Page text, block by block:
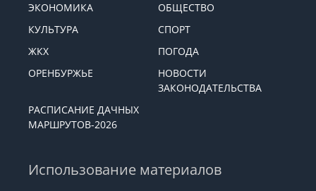
ЭКОНОМИКА
ОБЩЕСТВО
КУЛЬТУРА
СПОРТ
ЖКХ
ПОГОДА
ОРЕНБУРЖЬЕ
НОВОСТИ
ЗАКОНОДАТЕЛЬСТВА
РАСПИСАНИЕ ДАЧНЫХ
МАРШРУТОВ-2026
Использование материалов